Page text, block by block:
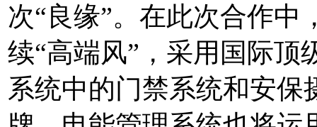
次“良缘”。在此次合作
续“高端风”，采用国际顶
系统中的门禁系统和安